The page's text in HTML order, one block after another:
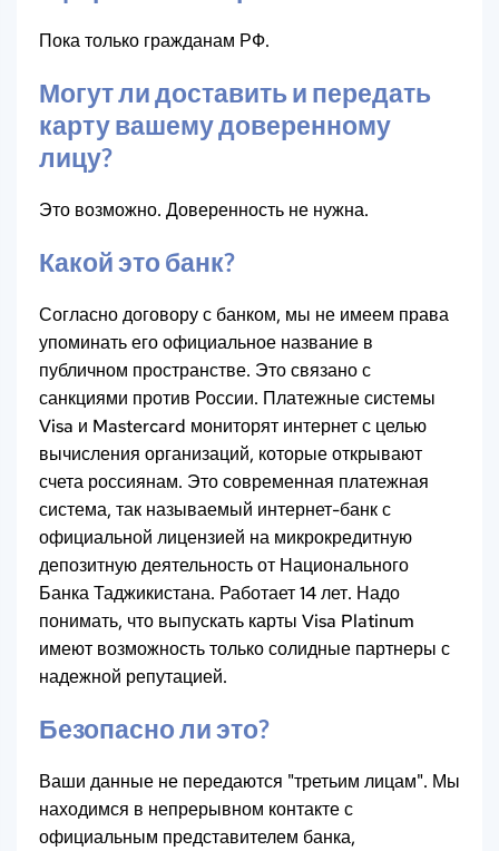
Пока только гражданам РФ.
Могут ли доставить и передать
карту вашему доверенному
лицу?
Это возможно. Доверенность не нужна.
Какой это банк?
Согласно договору с банком, мы не имеем права
упоминать его официальное название в
публичном пространстве. Это связано с
санкциями против России. Платежные системы
Visa и Mastercard мониторят интернет с целью
вычисления организаций, которые открывают
счета россиянам. Это современная платежная
система, так называемый интернет-банк с
официальной лицензией на микрокредитную
депозитную деятельность от Национального
Банка Таджикистана. Работает 14 лет. Надо
понимать, что выпускать карты Visa Platinum
имеют возможность только солидные партнеры с
надежной репутацией.
Безопасно ли это?
Ваши данные не передаются "третьим лицам". Мы
находимся в непрерывном контакте с
официальным представителем банка,